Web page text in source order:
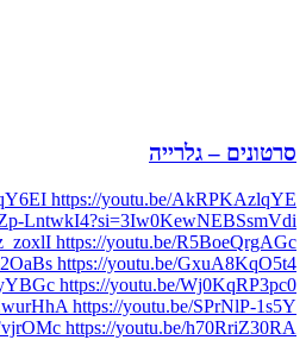
סרטונים – גלרייה
https://youtu.be/AkRPKAzlqYE
LntwkI4?si=3Iw0KewNEBSsmVdi
https://youtu.be/R5BoeQrgAGc
https://youtu.be/GxuA8KqO5t4
https://youtu.be/Wj0KqRP3pc0
https://youtu.be/SPrNlP-1s5Y
https://youtu.be/h70RriZ30RA